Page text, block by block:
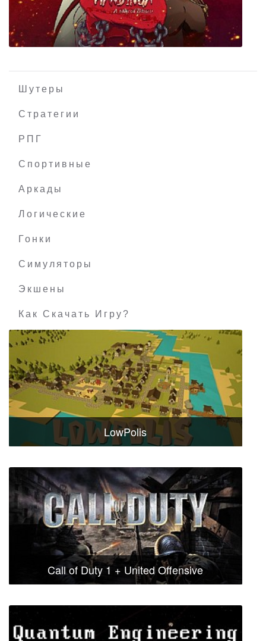
Dude Simulator 3
Шутеры
Стратегии
РПГ
Спортивные
Аркады
Логические
Гонки
Симуляторы
Экшены
Как Скачать Игру?
LowPolis
Call of Duty 1 + United Offensive